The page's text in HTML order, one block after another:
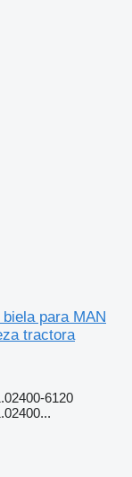
para MAN
tractora
6120